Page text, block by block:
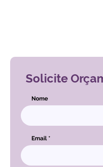
Solicite
Nome
Email